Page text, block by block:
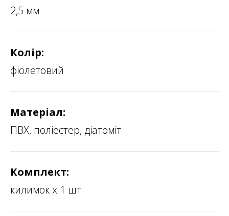
2,5 мм
Колір:
фіолетовий
Матеріал:
ПВХ, поліестер, діатоміт
Комплект:
килимок х 1 шт